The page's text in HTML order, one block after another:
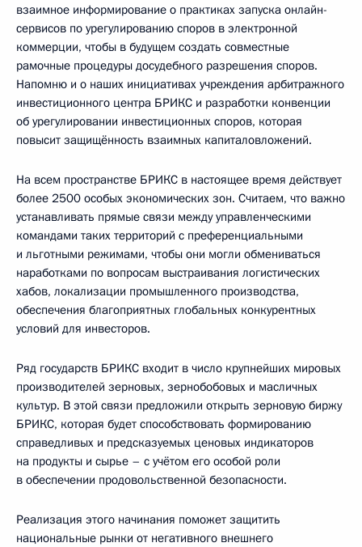
взаимное информирование о практиках запуска онлайн-
сервисов по урегулированию споров в электронной
коммерции, чтобы в будущем создать совместные
рамочные процедуры досудебного разрешения споров.
Напомню и о наших инициативах учреждения арбитражного
инвестиционного центра БРИКС и разработки конвенции
об урегулировании инвестиционных споров, которая
повысит защищённость взаимных капиталовложений.
На всем пространстве БРИКС в настоящее время действует
более 2500 особых экономических зон. Считаем, что важно
устанавливать прямые связи между управленческими
командами таких территорий с преференциальными
и льготными режимами, чтобы они могли обмениваться
наработками по вопросам выстраивания логистических
хабов, локализации промышленного производства,
обеспечения благоприятных глобальных конкурентных
условий для инвесторов.
Ряд государств БРИКС входит в число крупнейших мировых
производителей зерновых, зернобобовых и масличных
культур. В этой связи предложили открыть зерновую биржу
БРИКС, которая будет способствовать формированию
справедливых и предсказуемых ценовых индикаторов
на продукты и сырье – с учётом его особой роли
в обеспечении продовольственной безопасности.
Реализация этого начинания поможет защитить
национальные рынки от негативного внешнего